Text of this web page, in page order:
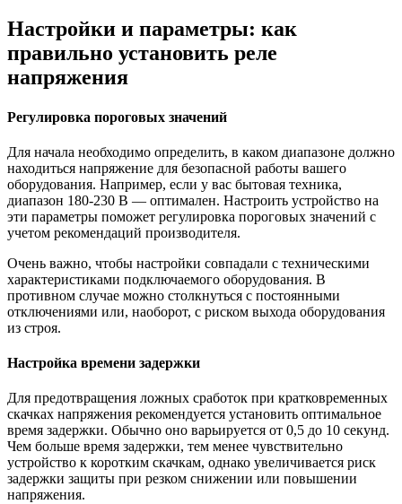
Настройки и параметры: как
правильно установить реле
напряжения
Регулировка пороговых значений
Для начала необходимо определить, в каком диапазоне должно
находиться напряжение для безопасной работы вашего
оборудования. Например, если у вас бытовая техника,
диапазон 180-230 В — оптимален. Настроить устройство на
эти параметры поможет регулировка пороговых значений с
учетом рекомендаций производителя.
Очень важно, чтобы настройки совпадали с техническими
характеристиками подключаемого оборудования. В
противном случае можно столкнуться с постоянными
отключениями или, наоборот, с риском выхода оборудования
из строя.
Настройка времени задержки
Для предотвращения ложных сработок при кратковременных
скачках напряжения рекомендуется установить оптимальное
время задержки. Обычно оно варьируется от 0,5 до 10 секунд.
Чем больше время задержки, тем менее чувствительно
устройство к коротким скачкам, однако увеличивается риск
задержки защиты при резком снижении или повышении
напряжения.